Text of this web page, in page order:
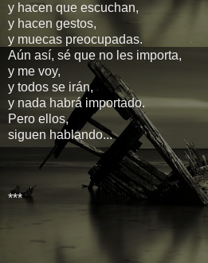
y hacen que escuchan,
y hacen gestos,
y muecas preocupadas.
Aún así, sé que no les importa,
y me voy,
y todos se irán,
y nada habrá importado.
Pero ellos,
siguen hablando...
***